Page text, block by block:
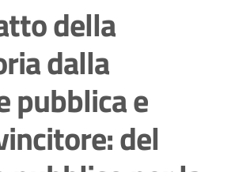
della
dalla
pubblica e
del